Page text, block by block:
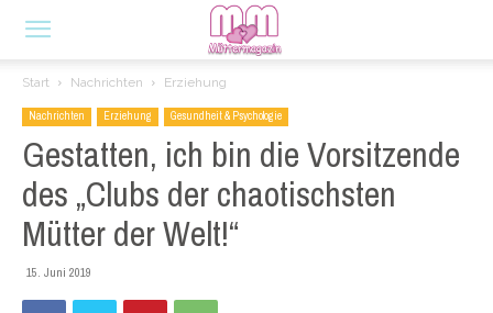
Start Nachrichten Erziehung
Nachrichten Erziehung Gesundheit & Psychologie
Gestatten, ich bin die Vorsitzende
des „Clubs der chaotischsten
Mütter der Welt!“
15. Juni 2019